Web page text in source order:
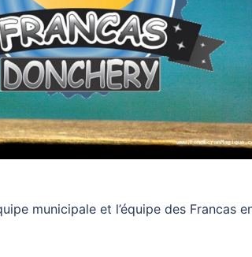
municipale et l’équipe des Francas